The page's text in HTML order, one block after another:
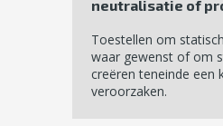
neutralisatie of
Toestellen om
waar gewenst of om
creëren teneinde een
veroorzaken.